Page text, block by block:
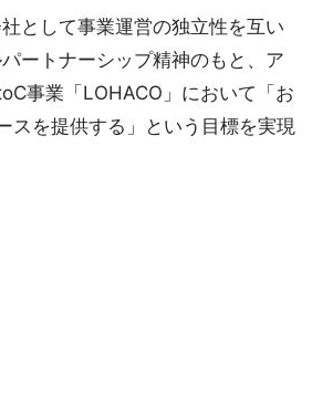
として事業運営の独立性を互い
ートナーシップ精神のもと、ア
事業「LOHACO」において「お
スを提供する」という目標を実現